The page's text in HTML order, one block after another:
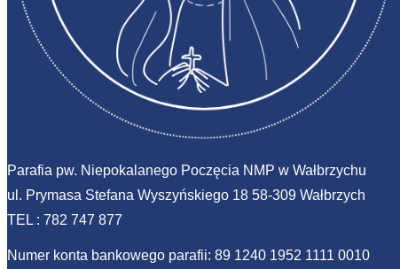
Parafia pw. Niepokalanego Poczęcia NMP w Wałbrzychu
ul. Prymasa Stefana Wyszyńskiego 18 58-309 Wałbrzych
TEL : 782 747 877
Numer konta bankowego parafii: 89 1240 1952 1111 0010